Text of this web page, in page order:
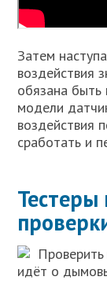
Затем
воздействия
обязана
модели
воздействия
сработать и
Тестеры
идёт о